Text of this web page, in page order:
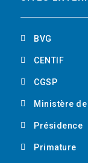
t
u
b
e
BVG
CENTIF
CGSP
Ministère
Présidence
Primature